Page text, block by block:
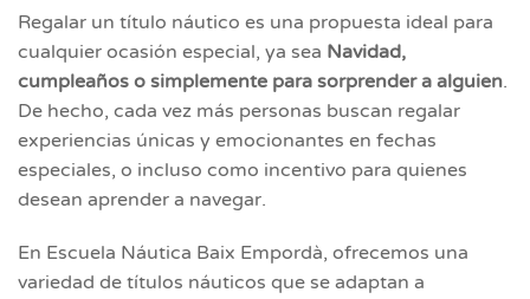
Regalar un título náutico es una propuesta ideal para
cualquier ocasión especial, ya sea Navidad,
cumpleaños o simplemente para sorprender a alguien.
De hecho, cada vez más personas buscan regalar
experiencias únicas y emocionantes en fechas
especiales, o incluso como incentivo para quienes
desean aprender a navegar.
En Escuela Náutica Baix Empordà, ofrecemos una
variedad de títulos náuticos que se adaptan a